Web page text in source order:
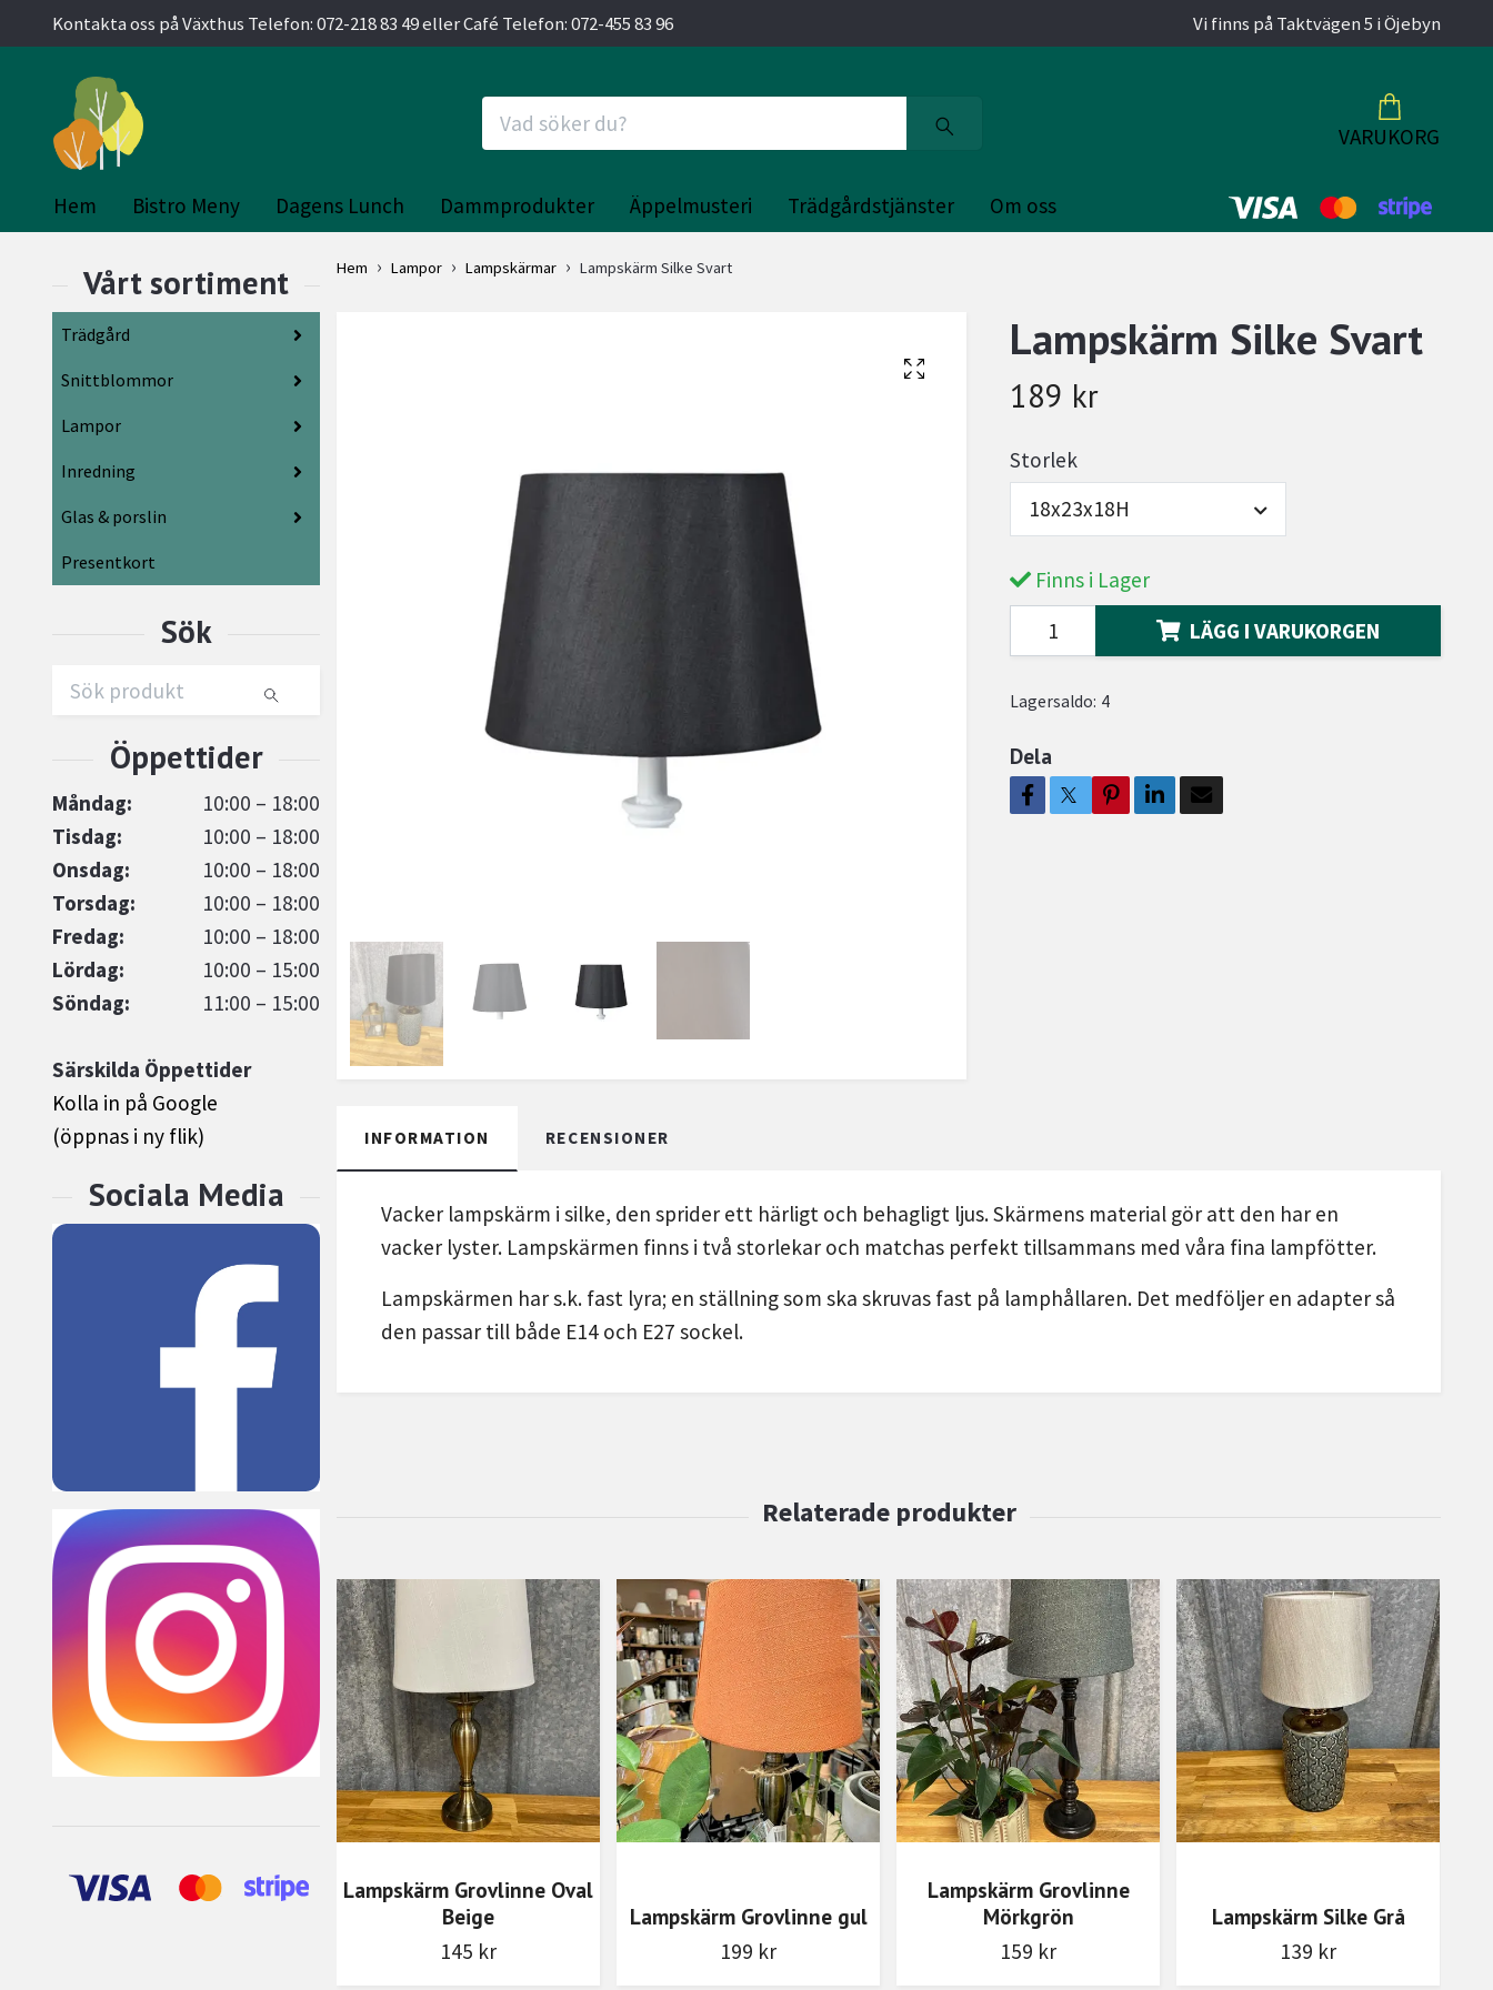
Kontakta oss på Växthus Telefon: 072-218 83 49 eller Café Telefon: 072-455 83 96 Vi finns på Taktvägen 5 i Öjebyn
VARUKORG
Hem Bistro Meny Dagens Lunch Dammprodukter Äppelmusteri Trädgårdstjänster Om oss
Trädgård
Snittblommor
Lampor
Inredning
Glas & porslin
Presentkort
Måndag:
10:00 – 18:00
Tisdag:
10:00 – 18:00
Onsdag:
10:00 – 18:00
Torsdag:
10:00 – 18:00
Fredag:
10:00 – 18:00
Lördag:
10:00 – 15:00
Söndag:
11:00 – 15:00
Särskilda Öppettider
Kolla in på Google
(öppnas i ny flik)
Hem Lampor Lampskärmar Lampskärm Silke Svart
Lampskärm Silke Svart
189 kr
Storlek
18x23x18H
Finns i Lager
LÄGG I VARUKORGEN
Lagersaldo: 4
Dela
INFORMATION RECENSIONER
Vacker lampskärm i silke, den sprider ett härligt och behagligt ljus. Skärmens material gör att den har en
vacker lyster. Lampskärmen finns i två storlekar och matchas perfekt tillsammans med våra fina lampfötter.
Lampskärmen har s.k. fast lyra; en ställning som ska skruvas fast på lamphållaren. Det medföljer en adapter så
den passar till både E14 och E27 sockel.
Lampskärm Grovlinne Oval
Beige
145 kr
Lampskärm Grovlinne gul
199 kr
Lampskärm Grovlinne
Mörkgrön
159 kr
Lampskärm Silke Grå
139 kr